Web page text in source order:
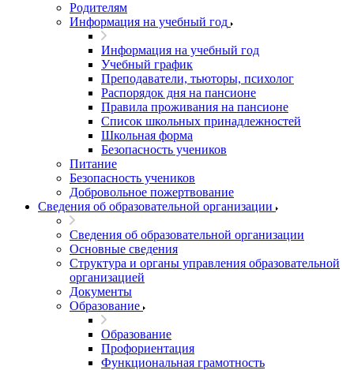
Родителям
Информация на учебный год
Информация на учебный год
Учебный график
Преподаватели, тьюторы, психолог
Распорядок дня на пансионе
Правила проживания на пансионе
Список школьных принадлежностей
Школьная форма
Безопасность учеников
Питание
Безопасность учеников
Добровольное пожертвование
Сведения об образовательной организации
Сведения об образовательной организации
Основные сведения
Структура и органы управления образовательной
организацией
Документы
Образование
Образование
Профориентация
Функциональная грамотность